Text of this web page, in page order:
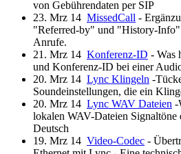
von Gebührendaten per SIP
23. Mrz 14 MissedCall -
"Referred-by" und "History-Info"
Anrufe.
21. Mrz 14 Konferenz-ID - Was
und Konferenz-ID bei einer
20. Mrz 14 Lync Klingeln -
Soundeinstellungen, die ein
20. Mrz 14 Lync WAV Dateien -
lokalen WAV-Dateien Signaltöne
Deutsch
19. Mrz 14 Video-Codec -